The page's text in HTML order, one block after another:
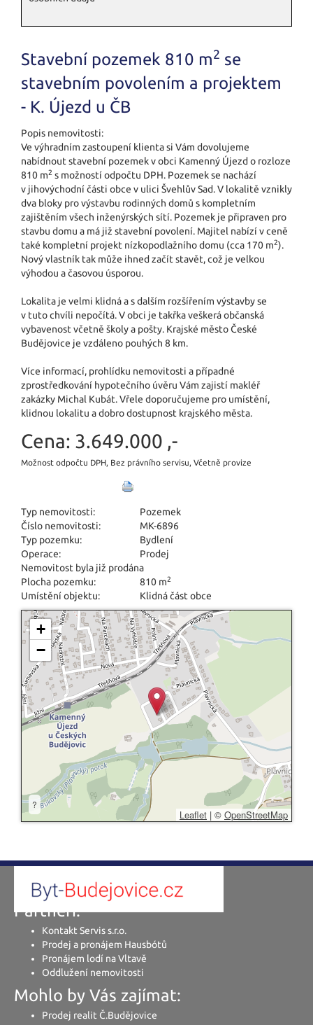
Stavební pozemek 810 m2 se
stavebním povolením a projektem
- K. Újezd u ČB
Popis nemovitosti:
Ve výhradním zastoupení klienta si Vám dovolujeme
nabídnout stavební pozemek v obci Kamenný Újezd o rozloze
810 m2 s možností odpočtu DPH. Pozemek se nachází
v jihovýchodní části obce v ulici Švehlův Sad. V lokalitě vznikly
dva bloky pro výstavbu rodinných domů s kompletním
zajištěním všech inženýrských sítí. Pozemek je připraven pro
stavbu domu a má již stavební povolení. Majitel nabízí v ceně
také kompletní projekt nízkopodlažního domu (cca 170 m2).
Nový vlastník tak může ihned začít stavět, což je velkou
výhodou a časovou úsporou.
Lokalita je velmi klidná a s dalším rozšířením výstavby se
v tuto chvíli nepočítá. V obci je takřka veškerá občanská
vybavenost včetně školy a pošty. Krajské město České
Budějovice je vzdáleno pouhých 8 km.
Více informací, prohlídku nemovitosti a případné
zprostředkování hypotečního úvěru Vám zajistí makléř
zakázky Michal Kubát. Vřele doporučujeme pro umístění,
klidnou lokalitu a dobro dostupnost krajského města.
Cena: 3.649.000 ,-
Možnost odpočtu DPH, Bez právního servisu, Včetně provize
Typ nemovitosti:
Pozemek
Číslo nemovitosti:
MK-6896
Typ pozemku:
Bydlení
Operace:
Prodej
Nemovitost byla již prodána
Plocha pozemku:
810 m2
Umístění objektu: Klidná část obce
+
−
?
Leaflet | © OpenStreetMap
Partneři:
Kontakt Servis s.r.o.
Prodej a pronájem Hausbótů
Pronájem lodí na Vltavě
Oddlužení nemovitosti
Mohlo by Vás zajímat:
Prodej realit Č.Budějovice